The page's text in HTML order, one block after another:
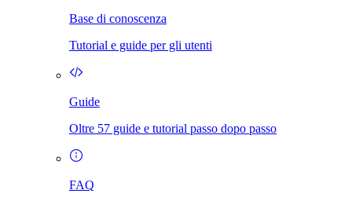
Base di conoscenza
Tutorial e guide per gli utenti
Guide
Oltre 57 guide e tutorial passo dopo passo
FAQ